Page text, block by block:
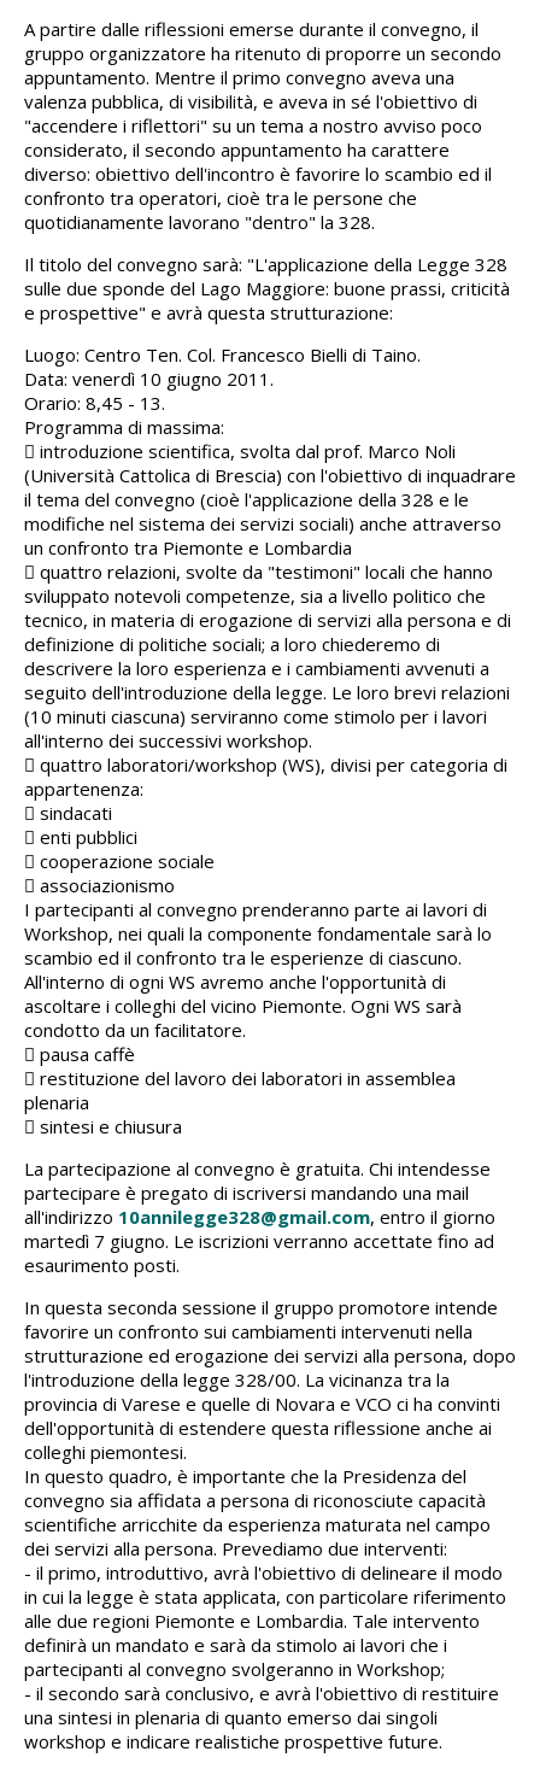
A partire dalle riflessioni emerse durante il convegno, il
gruppo organizzatore ha ritenuto di proporre un secondo
appuntamento. Mentre il primo convegno aveva una
valenza pubblica, di visibilità, e aveva in sé l'obiettivo di
"accendere i riflettori" su un tema a nostro avviso poco
considerato, il secondo appuntamento ha carattere
diverso: obiettivo dell'incontro è favorire lo scambio ed il
confronto tra operatori, cioè tra le persone che
quotidianamente lavorano "dentro" la 328.
Il titolo del convegno sarà: "L'applicazione della Legge 328
sulle due sponde del Lago Maggiore: buone prassi, criticità
e prospettive" e avrà questa strutturazione:
Luogo: Centro Ten. Col. Francesco Bielli di Taino.
Data: venerdì 10 giugno 2011.
Orario: 8,45 - 13.
Programma di massima:
 introduzione scientifica, svolta dal prof. Marco Noli
(Università Cattolica di Brescia) con l'obiettivo di inquadrare
il tema del convegno (cioè l'applicazione della 328 e le
modifiche nel sistema dei servizi sociali) anche attraverso
un confronto tra Piemonte e Lombardia
 quattro relazioni, svolte da "testimoni" locali che hanno
sviluppato notevoli competenze, sia a livello politico che
tecnico, in materia di erogazione di servizi alla persona e di
definizione di politiche sociali; a loro chiederemo di
descrivere la loro esperienza e i cambiamenti avvenuti a
seguito dell'introduzione della legge. Le loro brevi relazioni
(10 minuti ciascuna) serviranno come stimolo per i lavori
all'interno dei successivi workshop.
 quattro laboratori/workshop (WS), divisi per categoria di
appartenenza:
 sindacati
 enti pubblici
 cooperazione sociale
 associazionismo
I partecipanti al convegno prenderanno parte ai lavori di
Workshop, nei quali la componente fondamentale sarà lo
scambio ed il confronto tra le esperienze di ciascuno.
All'interno di ogni WS avremo anche l'opportunità di
ascoltare i colleghi del vicino Piemonte. Ogni WS sarà
condotto da un facilitatore.
 pausa caffè
 restituzione del lavoro dei laboratori in assemblea
plenaria
 sintesi e chiusura
La partecipazione al convegno è gratuita. Chi intendesse
partecipare è pregato di iscriversi mandando una mail
all'indirizzo 10annilegge328@gmail.com, entro il giorno
martedì 7 giugno. Le iscrizioni verranno accettate fino ad
esaurimento posti.
In questa seconda sessione il gruppo promotore intende
favorire un confronto sui cambiamenti intervenuti nella
strutturazione ed erogazione dei servizi alla persona, dopo
l'introduzione della legge 328/00. La vicinanza tra la
provincia di Varese e quelle di Novara e VCO ci ha convinti
dell'opportunità di estendere questa riflessione anche ai
colleghi piemontesi.
In questo quadro, è importante che la Presidenza del
convegno sia affidata a persona di riconosciute capacità
scientifiche arricchite da esperienza maturata nel campo
dei servizi alla persona. Prevediamo due interventi:
- il primo, introduttivo, avrà l'obiettivo di delineare il modo
in cui la legge è stata applicata, con particolare riferimento
alle due regioni Piemonte e Lombardia. Tale intervento
definirà un mandato e sarà da stimolo ai lavori che i
partecipanti al convegno svolgeranno in Workshop;
- il secondo sarà conclusivo, e avrà l'obiettivo di restituire
una sintesi in plenaria di quanto emerso dai singoli
workshop e indicare realistiche prospettive future.